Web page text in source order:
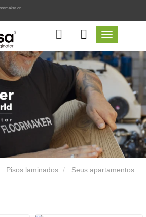
Pisos laminados